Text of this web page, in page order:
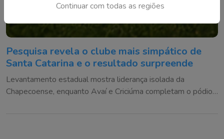
Continuar com todas as regiões
Pesquisa revela o clube mais simpático de
Santa Catarina e o resultado surpreende
Levantamento estadual mostra liderança isolada da
Chapecoense, enquanto Avaí e Criciúma completam o pódio